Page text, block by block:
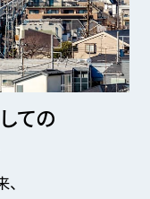
ての